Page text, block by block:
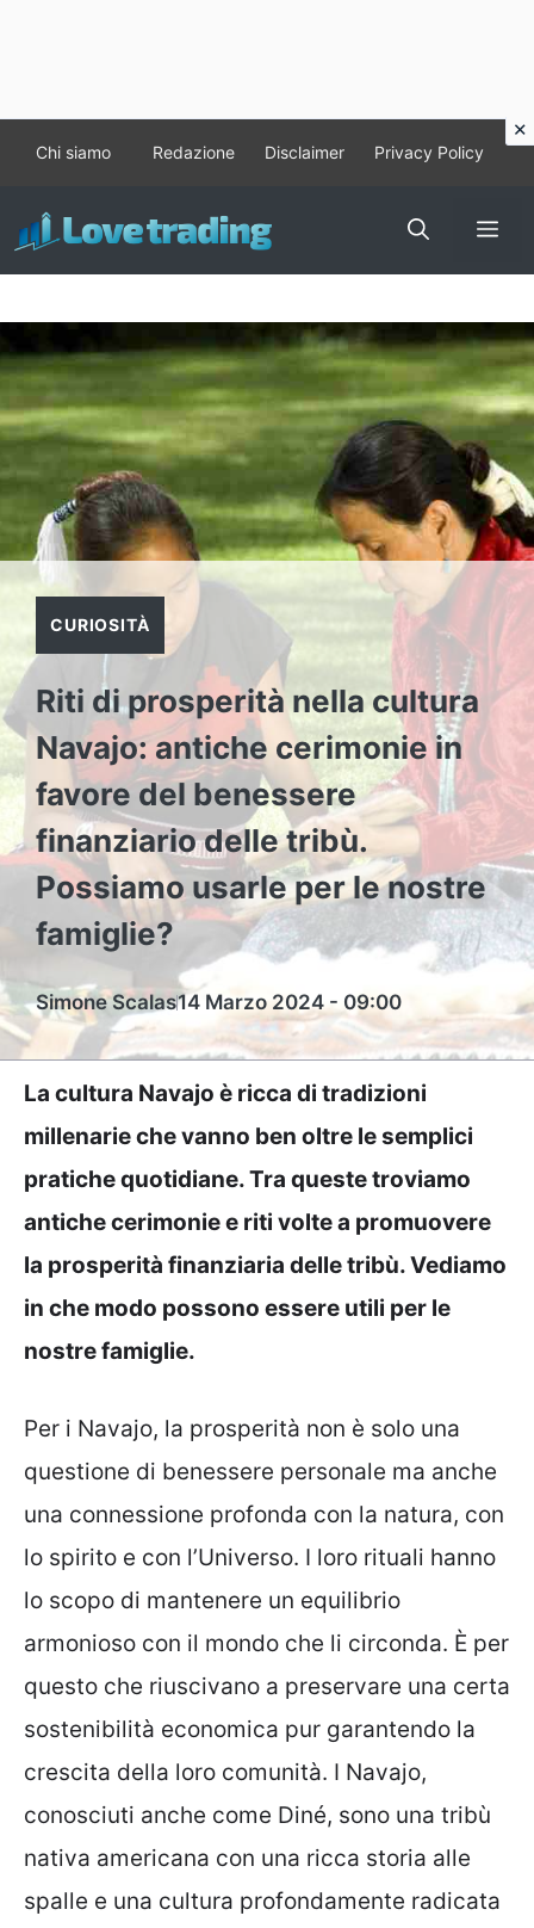
contenuto
Chi siamo Redazione Disclaimer Privacy Policy
CURIOSITÀ
Riti di prosperità nella cultura
Navajo: antiche cerimonie in
favore del benessere
finanziario delle tribù.
Possiamo usarle per le nostre
famiglie?
Simone Scalas14 Marzo 2024 - 09:00
La cultura Navajo è ricca di tradizioni
millenarie che vanno ben oltre le semplici
pratiche quotidiane. Tra queste troviamo
antiche cerimonie e riti volte a promuovere
la prosperità finanziaria delle tribù. Vediamo
in che modo possono essere utili per le
nostre famiglie.
Per i Navajo, la prosperità non è solo una
questione di benessere personale ma anche
una connessione profonda con la natura, con
lo spirito e con l’Universo. I loro rituali hanno
lo scopo di mantenere un equilibrio
armonioso con il mondo che li circonda. È per
questo che riuscivano a preservare una certa
sostenibilità economica pur garantendo la
crescita della loro comunità. I Navajo,
conosciuti anche come Diné, sono una tribù
nativa americana con una ricca storia alle
spalle e una cultura profondamente radicata